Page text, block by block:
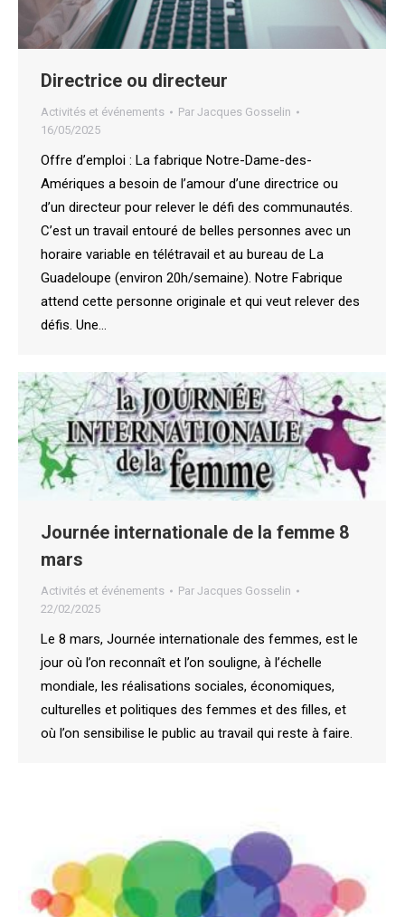
Directrice ou directeur
Activités et événements Par Jacques Gosselin
16/05/2025
Offre d’emploi : La fabrique Notre-Dame-des-
Amériques a besoin de l’amour d’une directrice ou
d’un directeur pour relever le défi des communautés.
C’est un travail entouré de belles personnes avec un
horaire variable en télétravail et au bureau de La
Guadeloupe (environ 20h/semaine). Notre Fabrique
attend cette personne originale et qui veut relever des
défis. Une…
Journée internationale de la femme 8
mars
Activités et événements Par Jacques Gosselin
22/02/2025
Le 8 mars, Journée internationale des femmes, est le
jour où l’on reconnaît et l’on souligne, à l’échelle
mondiale, les réalisations sociales, économiques,
culturelles et politiques des femmes et des filles, et
où l’on sensibilise le public au travail qui reste à faire.